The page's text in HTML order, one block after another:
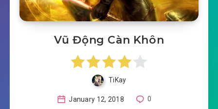
Vũ Động Càn Khôn
TiKay
January 12, 2018 0